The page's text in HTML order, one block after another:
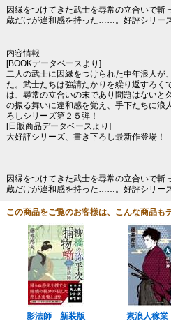
因縁をつけてきた武士を尋常の立合いで斬
蔵だけが違和感を持った……。好評シリー
内容情報
[BOOKデータベースより]
二人の武士に因縁をつけられた中年浪人が
た。武士たちは強請たかりを繰り返すろく
は、尋常の立合いの末であり問題はないと
の振る舞いに違和感を覚え、手下たちに浪
ろしシリーズ第２５弾！
[日販商品データベースより]
大好評シリーズ、書き下ろし最新作登場！
因縁をつけてきた武士を尋常の立合いで斬
蔵だけが違和感を持った……。好評シリー
この商品をご覧のお客様は、こんな商品も
影法師 新装版 素浪人稼